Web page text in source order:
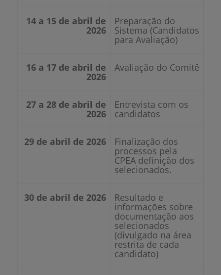
14 a 15 de abril de
2026
Preparação do
Sistema (Candidatos
para Avaliação)
16 a 17 de abril de
2026
Avaliação do Comitê
27 a 28 de abril de
2026
Entrevista com os
candidatos
29 de abril de 2026 Finalização dos
processos pela
CPEA definição dos
selecionados.
30 de abril de 2026 Resultado e
informações sobre
documentação aos
selecionados
(divulgado na área
restrita de cada
candidato)